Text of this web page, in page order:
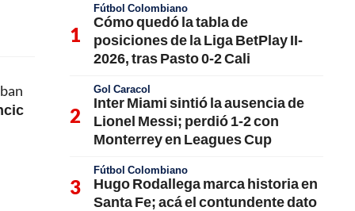
Fútbol Colombiano
Cómo quedó la tabla de
posiciones de la Liga BetPlay II-
2026, tras Pasto 0-2 Cali
Gol Caracol
Inter Miami sintió la ausencia de
Lionel Messi; perdió 1-2 con
Monterrey en Leagues Cup
Fútbol Colombiano
Hugo Rodallega marca historia en
Santa Fe; acá el contundente dato